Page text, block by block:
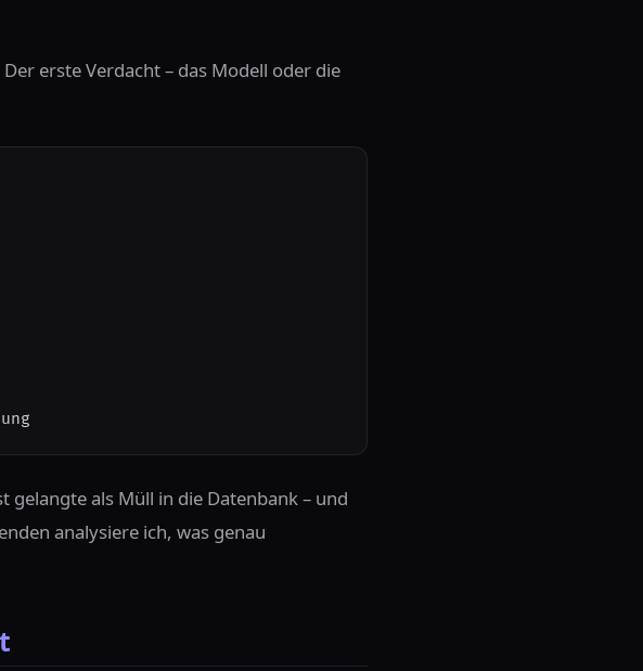
erste Verdacht – das Modell oder die
als Müll in die Datenbank – und
analysiere ich, was genau